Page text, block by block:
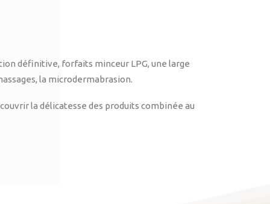
définitive, forfaits minceur LPG, une large
la microdermabrasion.
la délicatesse des produits combinée au